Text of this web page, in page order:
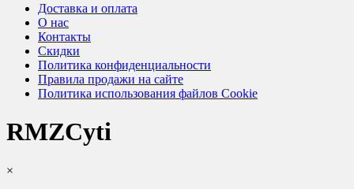
Доставка и оплата
О нас
Контакты
Скидки
Политика конфиденциальности
Правила продажи на сайте
Политика использования файлов Cookie
RMZCyti
×